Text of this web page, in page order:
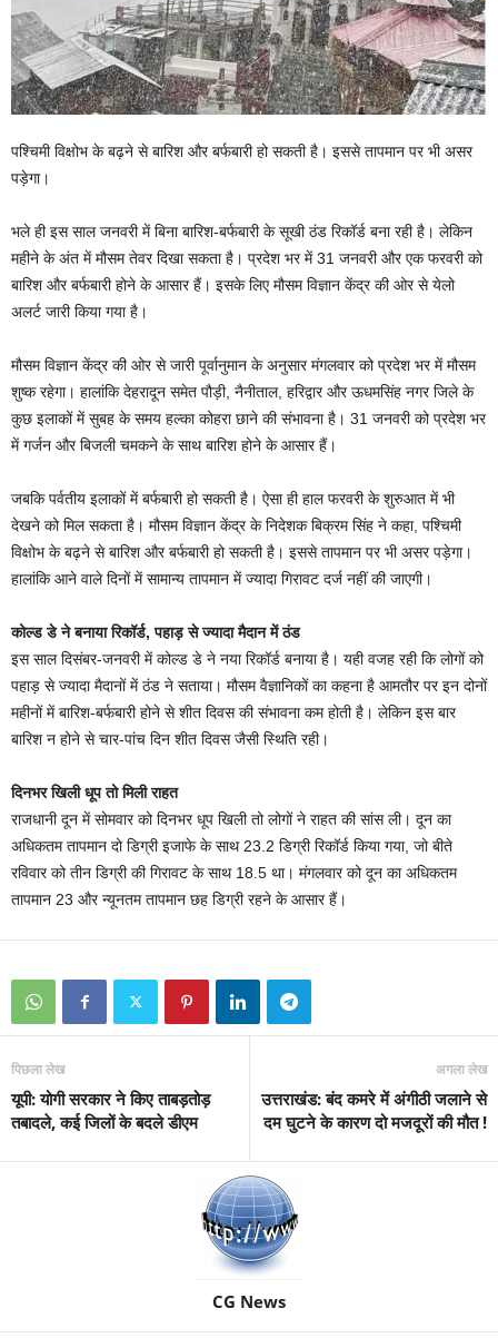
पश्चिमी विक्षोभ के बढ़ने से बारिश और बर्फबारी हो सकती है। इससे तापमान पर भी असर
पड़ेगा।
भले ही इस साल जनवरी में बिना बारिश-बर्फबारी के सूखी ठंड रिकॉर्ड बना रही है। लेकिन
महीने के अंत में मौसम तेवर दिखा सकता है। प्रदेश भर में 31 जनवरी और एक फरवरी को
बारिश और बर्फबारी होने के आसार हैं। इसके लिए मौसम विज्ञान केंद्र की ओर से येलो
अलर्ट जारी किया गया है।
मौसम विज्ञान केंद्र की ओर से जारी पूर्वानुमान के अनुसार मंगलवार को प्रदेश भर में मौसम
शुष्क रहेगा। हालांकि देहरादून समेत पौड़ी, नैनीताल, हरिद्वार और ऊधमसिंह नगर जिले के
कुछ इलाकों में सुबह के समय हल्का कोहरा छाने की संभावना है। 31 जनवरी को प्रदेश भर
में गर्जन और बिजली चमकने के साथ बारिश होने के आसार हैं।
जबकि पर्वतीय इलाकों में बर्फबारी हो सकती है। ऐसा ही हाल फरवरी के शुरुआत में भी
देखने को मिल सकता है। मौसम विज्ञान केंद्र के निदेशक बिक्रम सिंह ने कहा, पश्चिमी
विक्षोभ के बढ़ने से बारिश और बर्फबारी हो सकती है। इससे तापमान पर भी असर पड़ेगा।
हालांकि आने वाले दिनों में सामान्य तापमान में ज्यादा गिरावट दर्ज नहीं की जाएगी।
कोल्ड डे ने बनाया रिकॉर्ड, पहाड़ से ज्यादा मैदान में ठंड
इस साल दिसंबर-जनवरी में कोल्ड डे ने नया रिकॉर्ड बनाया है। यही वजह रही कि लोगों को
पहाड़ से ज्यादा मैदानों में ठंड ने सताया। मौसम वैज्ञानिकों का कहना है आमतौर पर इन दोनों
महीनों में बारिश-बर्फबारी होने से शीत दिवस की संभावना कम होती है। लेकिन इस बार
बारिश न होने से चार-पांच दिन शीत दिवस जैसी स्थिति रही।
दिनभर खिली धूप तो मिली राहत
राजधानी दून में सोमवार को दिनभर धूप खिली तो लोगों ने राहत की सांस ली। दून का
अधिकतम तापमान दो डिग्री इजाफे के साथ 23.2 डिग्री रिकॉर्ड किया गया, जो बीते
रविवार को तीन डिग्री की गिरावट के साथ 18.5 था। मंगलवार को दून का अधिकतम
तापमान 23 और न्यूनतम तापमान छह डिग्री रहने के आसार हैं।
पिछला लेख
यूपी: योगी सरकार ने किए ताबड़तोड़
तबादले, कई जिलों के बदले डीएम
अगला लेख
उत्तराखंड: बंद कमरे में अंगीठी जलाने से
दम घुटने के कारण दो मजदूरों की मौत !
CG News